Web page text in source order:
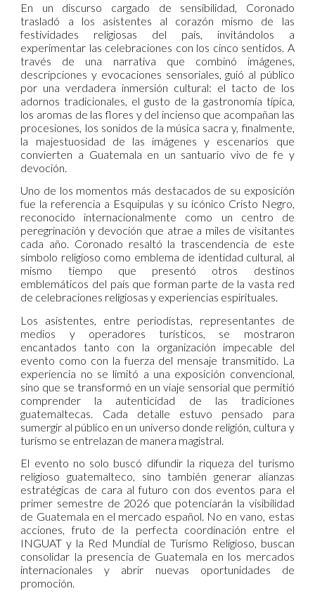
En un discurso cargado de sensibilidad, Coronado
trasladó a los asistentes al corazón mismo de las
festividades religiosas del país, invitándolos a
experimentar las celebraciones con los cinco sentidos. A
través de una narrativa que combinó imágenes,
descripciones y evocaciones sensoriales, guió al público
por una verdadera inmersión cultural: el tacto de los
adornos tradicionales, el gusto de la gastronomía típica,
los aromas de las flores y del incienso que acompañan las
procesiones, los sonidos de la música sacra y, finalmente,
la majestuosidad de las imágenes y escenarios que
convierten a Guatemala en un santuario vivo de fe y
devoción.
Uno de los momentos más destacados de su exposición
fue la referencia a Esquipulas y su icónico Cristo Negro,
reconocido internacionalmente como un centro de
peregrinación y devoción que atrae a miles de visitantes
cada año. Coronado resaltó la trascendencia de este
símbolo religioso como emblema de identidad cultural, al
mismo tiempo que presentó otros destinos
emblemáticos del país que forman parte de la vasta red
de celebraciones religiosas y experiencias espirituales.
Los asistentes, entre periodistas, representantes de
medios y operadores turísticos, se mostraron
encantados tanto con la organización impecable del
evento como con la fuerza del mensaje transmitido. La
experiencia no se limitó a una exposición convencional,
sino que se transformó en un viaje sensorial que permitió
comprender la autenticidad de las tradiciones
guatemaltecas. Cada detalle estuvo pensado para
sumergir al público en un universo donde religión, cultura y
turismo se entrelazan de manera magistral.
El evento no solo buscó difundir la riqueza del turismo
religioso guatemalteco, sino también generar alianzas
estratégicas de cara al futuro con dos eventos para el
primer semestre de 2026 que potenciarán la visibilidad
de Guatemala en el mercado español. No en vano, estas
acciones, fruto de la perfecta coordinación entre el
INGUAT y la Red Mundial de Turismo Religioso, buscan
consolidar la presencia de Guatemala en los mercados
internacionales y abrir nuevas oportunidades de
promoción.